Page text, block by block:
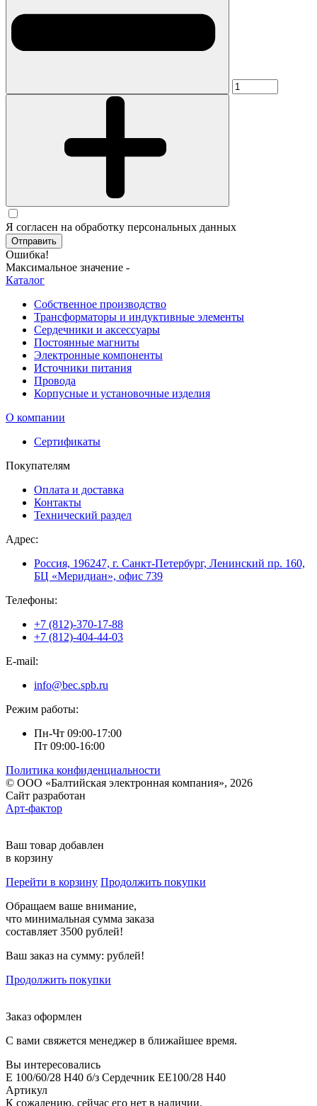
Я согласен на обработку персональных данных
Отправить
Ошибка!
Максимальное значение -
Каталог
Собственное производство
Трансформаторы и индуктивные элементы
Сердечники и аксессуары
Постоянные магниты
Электронные компоненты
Источники питания
Провода
Корпусные и установочные изделия
О компании
Сертификаты
Покупателям
Оплата и доставка
Контакты
Технический раздел
Адрес:
Россия, 196247, г. Санкт-Петербург, Ленинский пр. 160,
БЦ «Меридиан», офис 739
Телефоны:
+7 (812)-370-17-88
+7 (812)-404-44-03
E-mail:
info@bec.spb.ru
Режим работы:
Пн-Чт 09:00-17:00
Пт 09:00-16:00
Политика конфиденциальности
© ООО «Балтийская электронная компания», 2026
Сайт разработан
Арт-фактор
Ваш товар добавлен
в корзину
Перейти в корзину Продолжить покупки
Обращаем ваше внимание,
что минимальная сумма заказа
составляет 3500 рублей!
Ваш заказ на сумму: рублей!
Продолжить покупки
Заказ оформлен
С вами свяжется менеджер в ближайшее время.
Вы интересовались
E 100/60/28 H40 б/з Сердечник EE100/28 H40
Артикул
К сожалению, сейчас его нет в наличии.